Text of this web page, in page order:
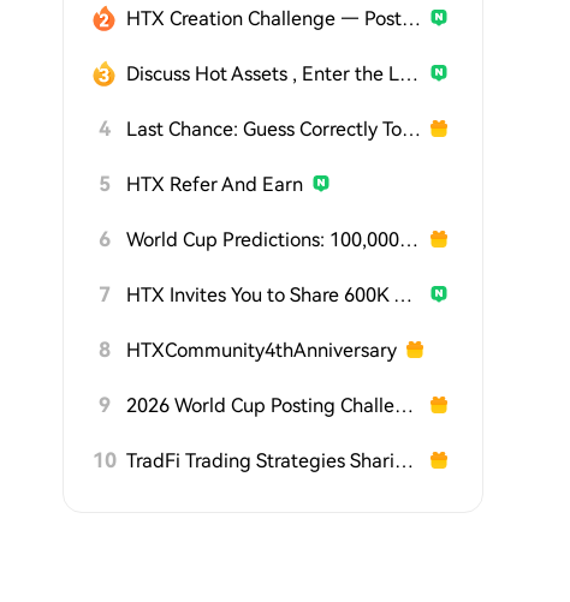
HTX Creation Challenge — Post and Win 1,500U
Discuss Hot Assets , Enter the Lucky Draw
4 Last Chance: Guess Correctly Today and Win More
5 HTX Refer And Earn
6 World Cup Predictions: 100,000 USDT Daily
7 HTX Invites You to Share 600K USDT in Gift Packs
8 HTXCommunity4thAnniversary
9 2026 World Cup Posting Challenge on HTX Square
10 TradFi Trading Strategies Sharing Challenge